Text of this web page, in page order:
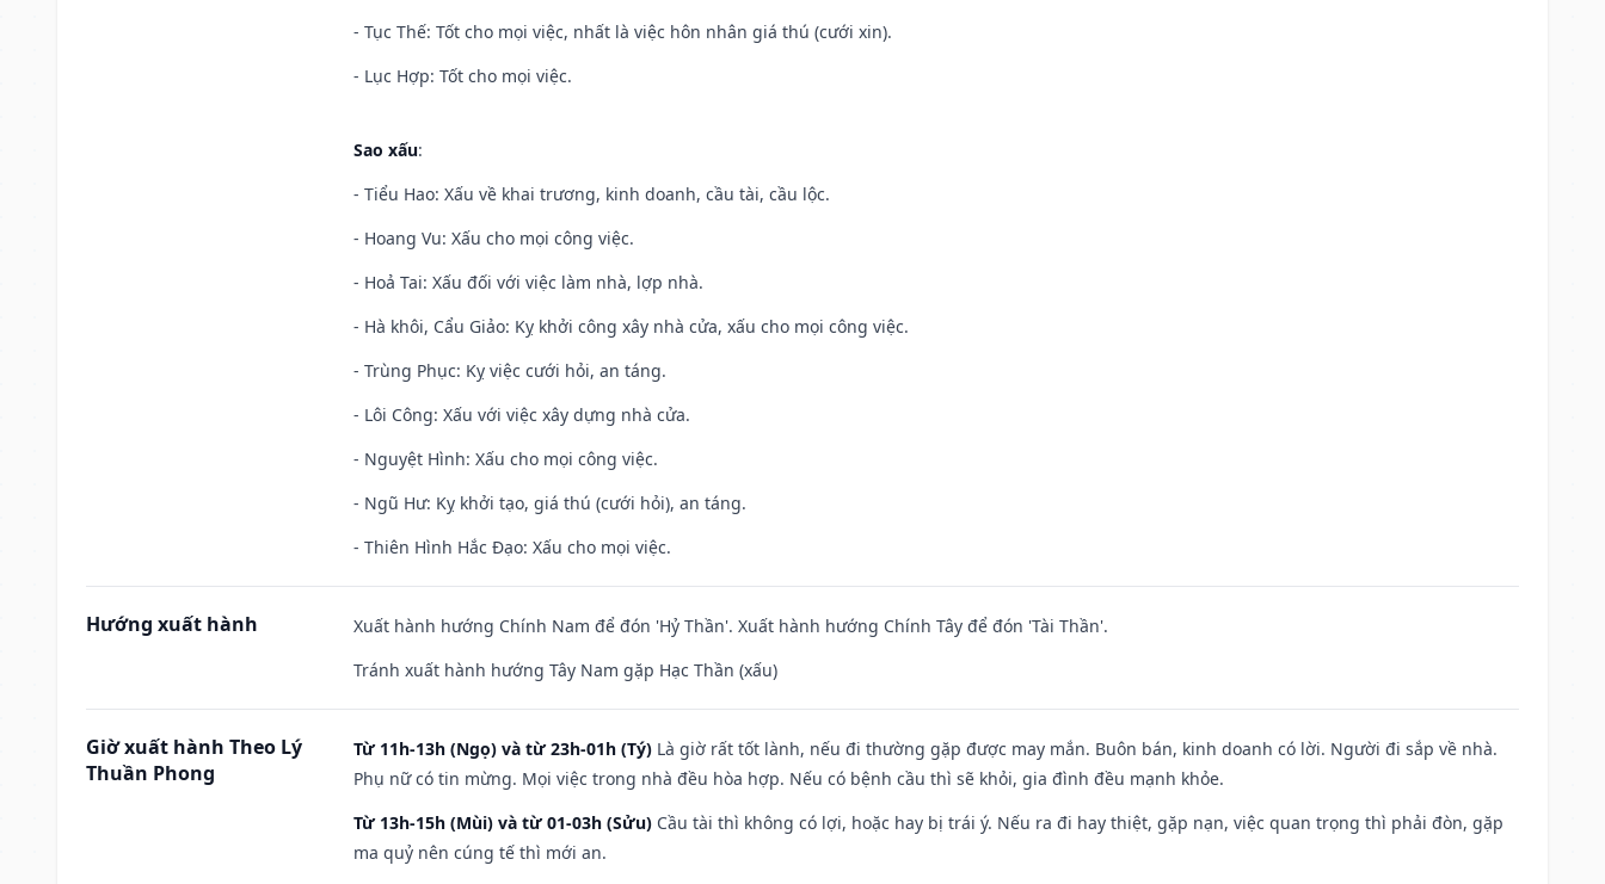
- Tục Thế: Tốt cho mọi việc, nhất là việc hôn nhân giá thú (cưới xin).
- Lục Hợp: Tốt cho mọi việc.
Sao xấu:
- Tiểu Hao: Xấu về khai trương, kinh doanh, cầu tài, cầu lộc.
- Hoang Vu: Xấu cho mọi công việc.
- Hoả Tai: Xấu đối với việc làm nhà, lợp nhà.
- Hà khôi, Cẩu Giảo: Kỵ khởi công xây nhà cửa, xấu cho mọi công việc.
- Trùng Phục: Kỵ việc cưới hỏi, an táng.
- Lôi Công: Xấu với việc xây dựng nhà cửa.
- Nguyệt Hình: Xấu cho mọi công việc.
- Ngũ Hư: Kỵ khởi tạo, giá thú (cưới hỏi), an táng.
- Thiên Hình Hắc Đạo: Xấu cho mọi việc.
Hướng xuất hành
Xuất hành hướng Chính Nam để đón 'Hỷ Thần'. Xuất hành hướng Chính Tây để đón 'Tài Thần'.
Tránh xuất hành hướng Tây Nam gặp Hạc Thần (xấu)
Giờ xuất hành Theo Lý
Thuần Phong
Từ 11h-13h (Ngọ) và từ 23h-01h (Tý) Là giờ rất tốt lành, nếu đi thường gặp được may mắn. Buôn bán, kinh doanh có lời. Người đi sắp về nhà.
Phụ nữ có tin mừng. Mọi việc trong nhà đều hòa hợp. Nếu có bệnh cầu thì sẽ khỏi, gia đình đều mạnh khỏe.
Từ 13h-15h (Mùi) và từ 01-03h (Sửu) Cầu tài thì không có lợi, hoặc hay bị trái ý. Nếu ra đi hay thiệt, gặp nạn, việc quan trọng thì phải đòn, gặp
ma quỷ nên cúng tế thì mới an.